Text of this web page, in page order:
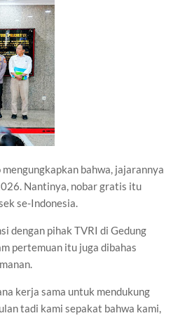
bahwa, jajarannya
Nantinya, nobar gratis itu
se-Indonesia.
dengan pihak TVRI di Gedung
pertemuan itu juga dibahas
kerja sama untuk mendukung
tadi kami sepakat bahwa kami,